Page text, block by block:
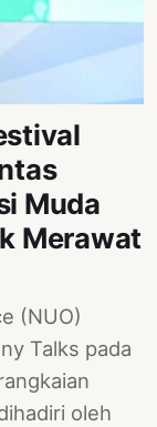
Muda
Merawat
(NUO)
Talks pada
oleh